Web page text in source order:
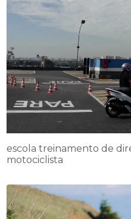
escola treinamento de
motociclista